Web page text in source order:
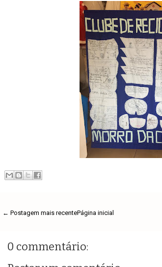
← Postagem mais recentePágina inicial
0 commentário: